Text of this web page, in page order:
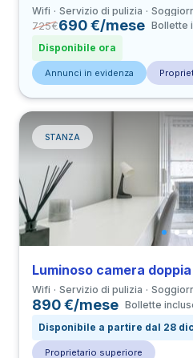
Wifi Servizio di pulizia
725€690 €/mese Bollette
Disponibile ora
Annunci in evidenza
STANZA
Wifi Servizio di pulizia
890 €/mese Bollette
Disponibile a partire dal 28
Proprietario superiore